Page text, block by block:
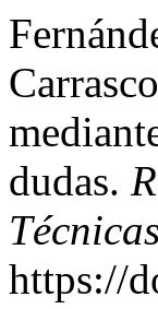
dudas.
https://